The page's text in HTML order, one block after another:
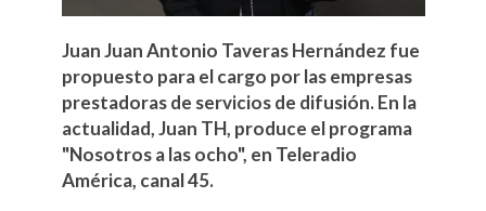
Juan Juan Antonio Taveras Hernández fue
propuesto para el cargo por las empresas
prestadoras de servicios de difusión. En la
actualidad, Juan TH, produce el programa
"Nosotros a las ocho", en Teleradio
América, canal 45.